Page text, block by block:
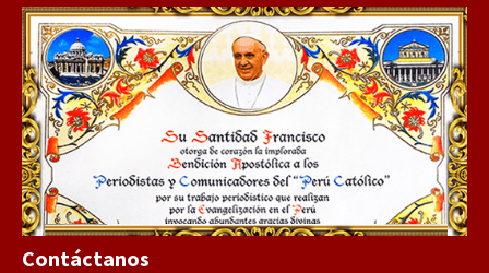
Contáctanos